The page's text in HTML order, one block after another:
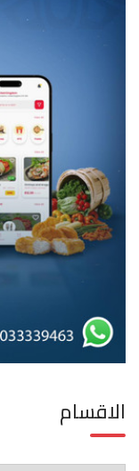
الاقسام